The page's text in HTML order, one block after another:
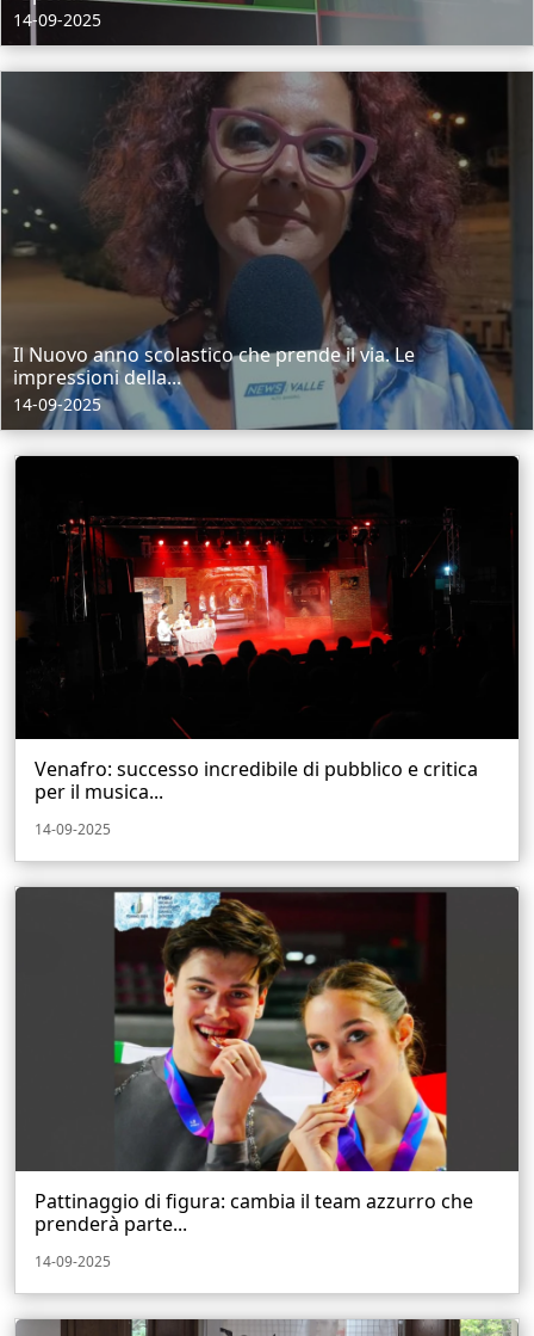
14-09-2025
Il Nuovo anno scolastico che prende il via. Le
impressioni della...
14-09-2025
Venafro: successo incredibile di pubblico e critica
per il musica...
14-09-2025
Pattinaggio di figura: cambia il team azzurro che
prenderà parte...
14-09-2025